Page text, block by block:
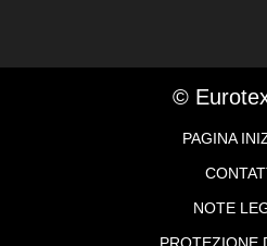
©
PAGINA
NOTE